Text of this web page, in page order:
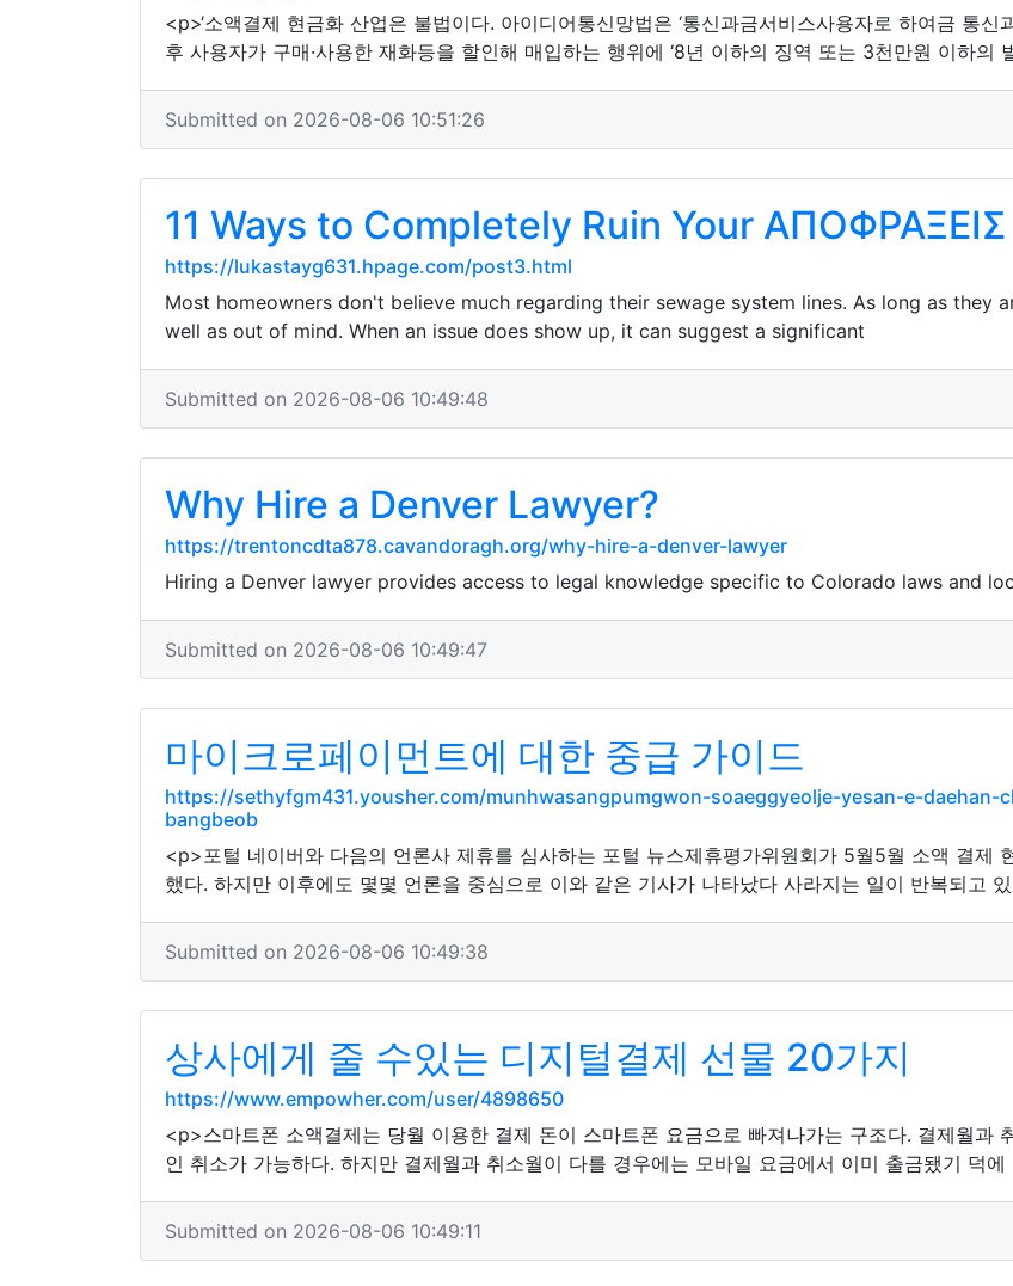
<p>‘소액결제 현금화 산업은 불법이다. 아이디어통신망법은 ‘통신과금서비스사용자로 하여금 통
후 사용자가 구매·사용한 재화등을 할인해 매입하는 행위에 ‘8년 이하의 징역 또는 3천만원 이하
Submitted on 2026-08-06 10:51:26
11 Ways to Completely Ruin Your ΑΠΟΦΡΑΞΕΙΣ
https://lukastayg631.hpage.com/post3.html
Most homeowners don't believe much regarding their sewage system lines. As long as they
well as out of mind. When an issue does show up, it can suggest a significant
Submitted on 2026-08-06 10:49:48
Why Hire a Denver Lawyer?
https://trentoncdta878.cavandoragh.org/why-hire-a-denver-lawyer
Hiring a Denver lawyer provides access to legal knowledge specific to Colorado laws and
Submitted on 2026-08-06 10:49:47
마이크로페이먼트에 대한 중급 가이드
https://sethyfgm431.yousher.com/munhwasangpumgwon-soaeggyeolje-yesan-e-
bangbeob
<p>포털 네이버와 다음의 언론사 제휴를 심사하는 포털 뉴스제휴평가위원회가 5월5월 소액 결제
했다. 하지만 이후에도 몇몇 언론을 중심으로 이와 같은 기사가 나타났다 사라지는 일이 반복되고
Submitted on 2026-08-06 10:49:38
상사에게 줄 수있는 디지털결제 선물 20가지
https://www.empowher.com/user/4898650
<p>스마트폰 소액결제는 당월 이용한 결제 돈이 스마트폰 요금으로 빠져나가는 구조다. 결제월과
인 취소가 가능하다. 하지만 결제월과 취소월이 다를 경우에는 모바일 요금에서 이미 출금됐기 덕
Submitted on 2026-08-06 10:49:11